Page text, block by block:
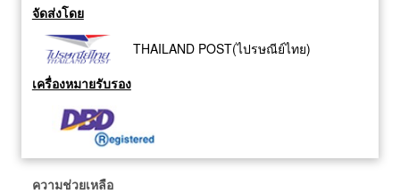
จัดส่งโดย
THAILAND POST(ไปรษณีย์ไทย)
เครื่องหมายรับรอง
ความช่วยเหลือ